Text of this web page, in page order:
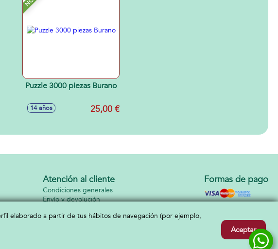
Puzzle 3000 piezas Burano
14 años 25,00 €
Atención al cliente
Condiciones generales
Envío y devolución
Formas de pago
elaborado a partir de tus hábitos de navegación (por ejemplo,
Aceptar